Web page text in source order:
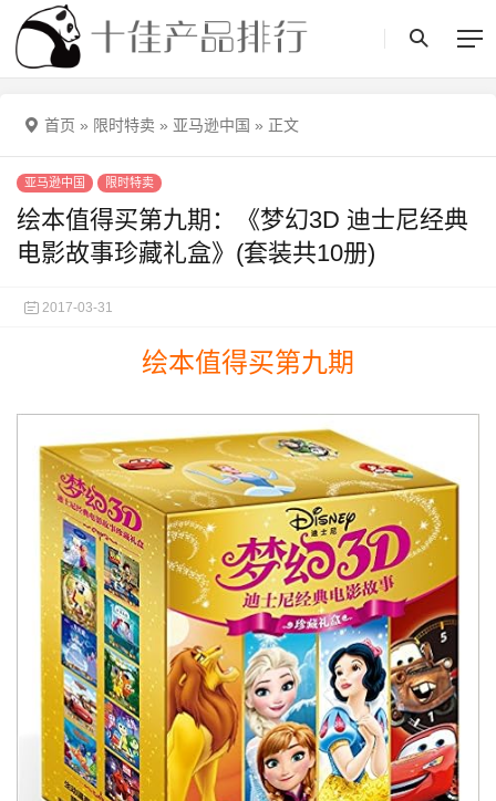
首页 » 限时特卖 » 亚马逊中国 » 正文
亚马逊中国 限时特卖
绘本值得买第九期：《梦幻3D 迪士尼经典
电影故事珍藏礼盒》(套装共10册)
2017-03-31
绘本值得买第九期